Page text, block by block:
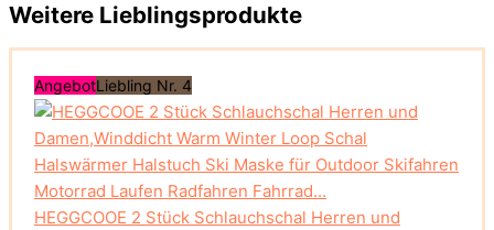
Weitere Lieblingsprodukte
AngebotLiebling Nr. 4
HEGGCOOE 2 Stück Schlauchschal Herren und